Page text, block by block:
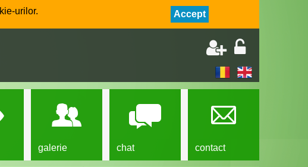
urilor. Accept
galerie chat contact